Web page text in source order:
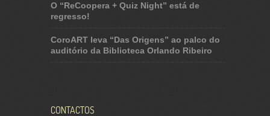
O “ReCoopera + Quiz Night” está de
regresso!
CoroART leva “Das Origens” ao palco do
auditório da Biblioteca Orlando Ribeiro
CONTACTOS